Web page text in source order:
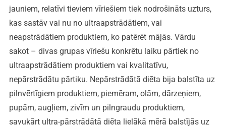
jauniem, relatīvi tieviem vīriešiem tiek nodrošināts uzturs,
kas sastāv vai nu no ultraapstrādātiem, vai
neapstrādātiem produktiem, ko patērēt mājās. Vārdu
sakot – divas grupas vīriešu konkrētu laiku pārtiek no
ultraapstrādātiem produktiem vai kvalitatīvu,
nepārstrādātu pārtiku. Nepārstrādātā diēta bija balstīta uz
pilnvērtīgiem produktiem, piemēram, olām, dārzeņiem,
pupām, augļiem, zivīm un pilngraudu produktiem,
savukārt ultra-pārstrādātā diēta lielākā mērā balstījās uz